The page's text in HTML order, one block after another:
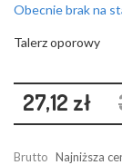
Obecnie brak na
Talerz oporowy
27,12 zł
Brutto Najniższa